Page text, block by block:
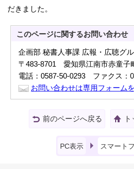
だきました。
このページに関するお問い合わせ
企画部 秘書人事課 広報・広聴グ
〒483-8701 愛知県江南市赤童子
電話：0587-50-0293 ファクス：
お問い合わせは専用フォーム
前のページへ戻る
PC表示 スマート